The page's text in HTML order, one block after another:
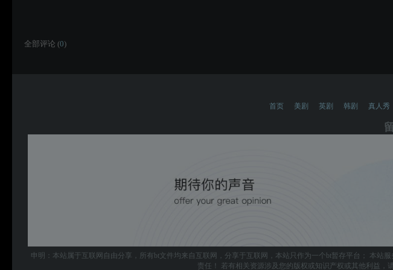
全部评论 (0)
首页 美剧 英剧 韩剧 真人秀
申明：本站属于互联网自由分享，所有bt文件均来自互联网，分享于互联网，本站只作为一个bt暂存平台； 本
责任！ 若有相关资源涉及您的版权或知识产权或其他利益，